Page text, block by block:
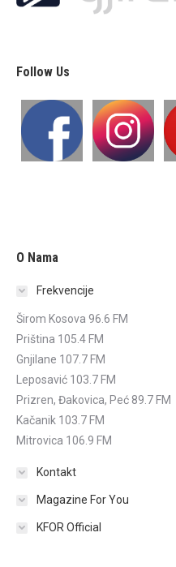
Follow Us
O Nama
Frekvencije
Širom Kosova 96.6 FM
Priština 105.4 FM
Gnjilane 107.7 FM
Leposavić 103.7 FM
Prizren, Đakovica, Peć 89.7 FM
Kačanik 103.7 FM
Mitrovica 106.9 FM
Kontakt
Magazine For You
KFOR Official